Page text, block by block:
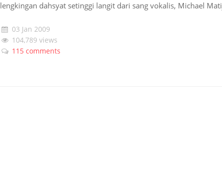
lengkingan dahsyat setinggi langit dari sang vokalis, Michael
03 Jan 2009
104,789 views
115 comments